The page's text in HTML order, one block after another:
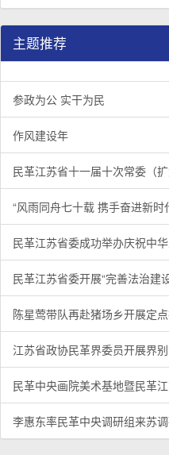
主题推荐
参政为公 实干为民
作风建设年
民革江苏省十一届十次常委（扩
“风雨同舟七十载 携手奋进新时
民革江苏省委成功举办庆祝中
民革江苏省委开展“完善法治建设
陈星莺带队再赴猪场乡开展定
江苏省政协民革界委员开展界
民革中央画院美术基地暨民革
李惠东率民革中央调研组来苏